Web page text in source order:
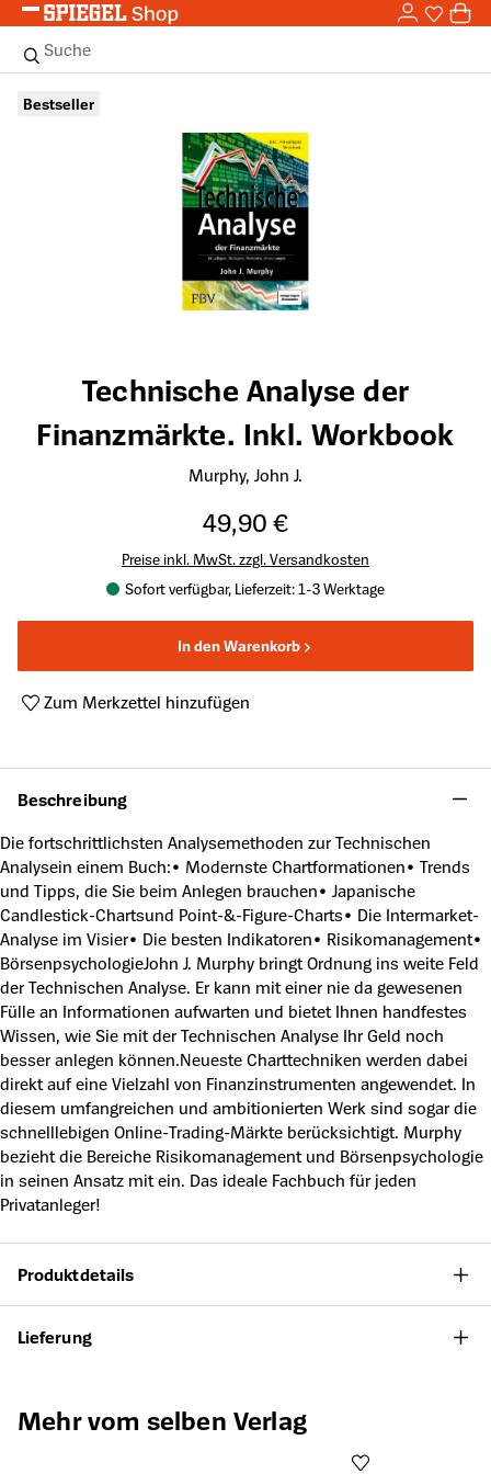
Zum Hauptinhalt springen 0
Suche
Bestseller
Technische Analyse der
Finanzmärkte. Inkl. Workbook
Murphy, John J.
49,90 €
Preise inkl. MwSt. zzgl. Versandkosten
Sofort verfügbar, Lieferzeit: 1-3 Werktage
In den Warenkorb
Zum Merkzettel hinzufügen
Beschreibung
Die fortschrittlichsten Analysemethoden zur Technischen
Analysein einem Buch:• Modernste Chartformationen• Trends
und Tipps, die Sie beim Anlegen brauchen• Japanische
Candlestick-Chartsund Point-&-Figure-Charts• Die Intermarket-
Analyse im Visier• Die besten Indikatoren• Risikomanagement•
BörsenpsychologieJohn J. Murphy bringt Ordnung ins weite Feld
der Technischen Analyse. Er kann mit einer nie da gewesenen
Fülle an Informationen aufwarten und bietet Ihnen handfestes
Wissen, wie Sie mit der Technischen Analyse Ihr Geld noch
besser anlegen können.Neueste Charttechniken werden dabei
direkt auf eine Vielzahl von Finanzinstrumenten angewendet. In
diesem umfangreichen und ambitionierten Werk sind sogar die
schnelllebigen Online-Trading-Märkte berücksichtigt. Murphy
bezieht die Bereiche Risikomanagement und Börsenpsychologie
in seinen Ansatz mit ein. Das ideale Fachbuch für jeden
Privatanleger!
Produktdetails
Lieferung
Produktgalerie überspringen
Mehr vom selben Verlag